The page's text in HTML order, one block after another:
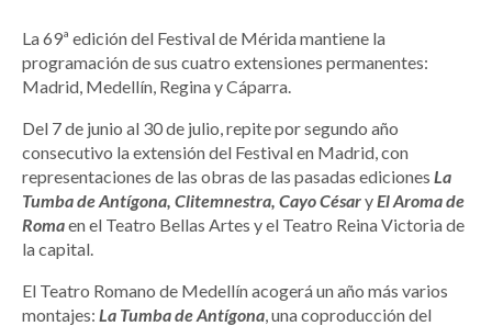
La 69ª edición del Festival de Mérida mantiene la
programación de sus cuatro extensiones permanentes:
Madrid, Medellín, Regina y Cáparra.
Del 7 de junio al 30 de julio, repite por segundo año
consecutivo la extensión del Festival en Madrid, con
representaciones de las obras de las pasadas ediciones La
Tumba de Antígona, Clitemnestra, Cayo Césary El Aroma de
Romaen el Teatro Bellas Artes y el Teatro Reina Victoria de
la capital.
El Teatro Romano de Medellín acogerá un año más varios
montajes: La Tumba de Antígona , una coproducción del